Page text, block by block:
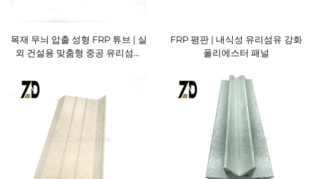
목재 무늬 압출 성형 FRP 튜브 | 실
외 건설용 맞춤형 중공 유리섬유
FRP 평판 | 내식성 유리섬유 강화
폴리에스터 패널